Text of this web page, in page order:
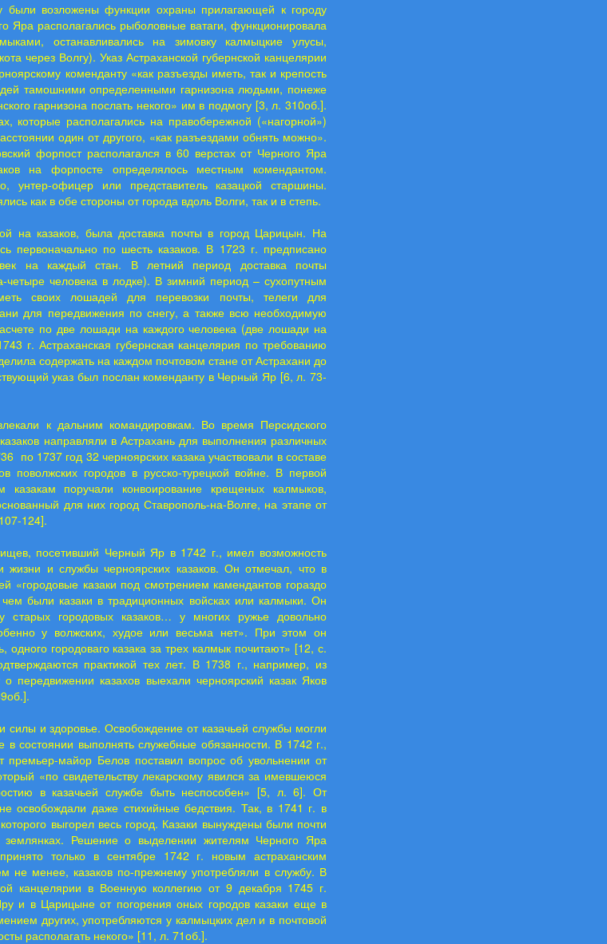
были возложены функции охраны прилагающей к городу
Яра располагались рыболовные ватаги, функционировала
останавливались на зимовку калмыцкие улусы,
через Волгу). Указ Астраханской губернской канцелярии
коменданту «как разъезды иметь, так и крепость
тамошними определенными гарнизона людьми, понеже
гарнизона послать некого» им в подмогу [3, л. 310об.].
которые располагались на правобережной («нагорной»)
один от другого, «как разъездами обнять можно».
форпост располагался в 60 верстах от Черного Яра
на форпосте определялось местным комендантом.
унтер-офицер или представитель казацкой старшины.
как в обе стороны от города вдоль Волги, так и в степь.
на казаков, была доставка почты в город Царицын. На
первоначально по шесть казаков. В 1723 г. предписано
на каждый стан. В летний период доставка почты
четыре человека в лодке). В зимний период – сухопутным
своих лошадей для перевозки почты, телеги для
для передвижения по снегу, а также всю необходимую
по две лошади на каждого человека (две лошади на
г. Астраханская губернская канцелярия по требованию
содержать на каждом почтовом стане от Астрахани до
указ был послан коменданту в Черный Яр [6, л. 73-
к дальним командировкам. Во время Персидского
направляли в Астрахань для выполнения различных
по 1737 год 32 черноярских казака участвовали в составе
поволжских городов в русско-турецкой войне. В первой
казакам поручали конвоирование крещеных калмыков,
для них город Ставрополь-на-Волге, на этапе от
124].
посетивший Черный Яр в 1742 г., имел возможность
жизни и службы черноярских казаков. Он отмечал, что в
«городовые казаки под смотрением камендантов гораздо
были казаки в традиционных войсках или калмыки. Он
городовых казаков… у многих ружье довольно
у волжских, худое или весьма нет». При этом он
одного городоваго казака за трех калмык почитают» [12, с.
практикой тех лет. В 1738 г., например, из
передвижении казахов выехали черноярский казак Яков
силы и здоровье. Освобождение от казачьей службы могли
в состоянии выполнять служебные обязанности. В 1742 г.,
премьер-майор Белов поставил вопрос об увольнении от
«по свидетельству лекарскому явился за имевшеюся
в казачьей службе быть неспособен» [5, л. 6]. От
освобождали даже стихийные бедствия. Так, в 1741 г. в
выгорел весь город. Казаки вынуждены были почти
Решение о выделении жителям Черного Яра
только в сентябре 1742 г. новым астраханским
не менее, казаков по-прежнему употребляли в службу. В
канцелярии в Военную коллегию от 9 декабря 1745 г.
и в Царицыне от погорения оных городов казаки еще в
других, употребляются у калмыцких дел и в почтовой
располагать некого» [11, л. 71об.].